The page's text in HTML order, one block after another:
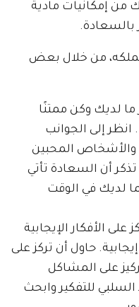
من إمكانيات مادية
من خلال بعض
ما لديك وكن ممتنًا
انظر إلى الجوانب
والأشخاص المحبين
أن السعادة تأتي
لديك في الوقت
على الأفكار الإيجابية
حاول أن تركز على
على المشاكل
للتفكير وابحث